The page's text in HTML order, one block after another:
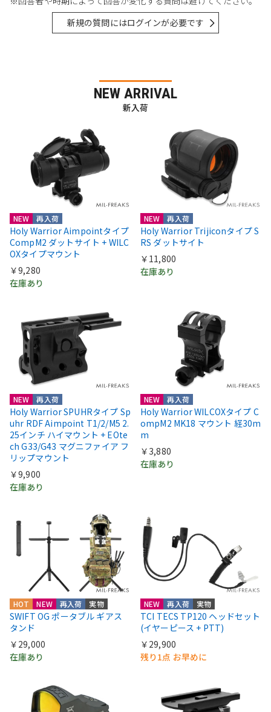
新規の質問にはログインが必要です
NEW ARRIVAL
新入荷
NEW 再入荷
Holy Warrior Aimpointタイプ
CompM2 ダットサイト + WILC
OXタイプマウント
￥9,280
在庫あり
NEW 再入荷
Holy Warrior Trijiconタイプ S
RS ダットサイト
￥11,800
在庫あり
NEW 再入荷
Holy Warrior SPUHRタイプ Sp
uhr RDF Aimpoint T1/2/M5 2.
25インチ ハイマウント + EOte
ch G33/G43 マグニファイア フ
リップマウント
￥9,900
在庫あり
NEW 再入荷
Holy Warrior WILCOXタイプ C
ompM2 MK18 マウント 経30m
m
￥3,880
在庫あり
HOT NEW 再入荷 実物
SWIFT OG ポータブル ギアス
タンド
￥29,000
在庫あり
NEW 再入荷 実物
TCI TECS TP120 ヘッドセット
(イヤーピース + PTT)
￥29,900
残り1点 お早めに